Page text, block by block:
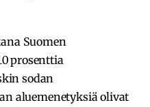
Suomen
prosenttia
sodan
aluemenetyksiä olivat